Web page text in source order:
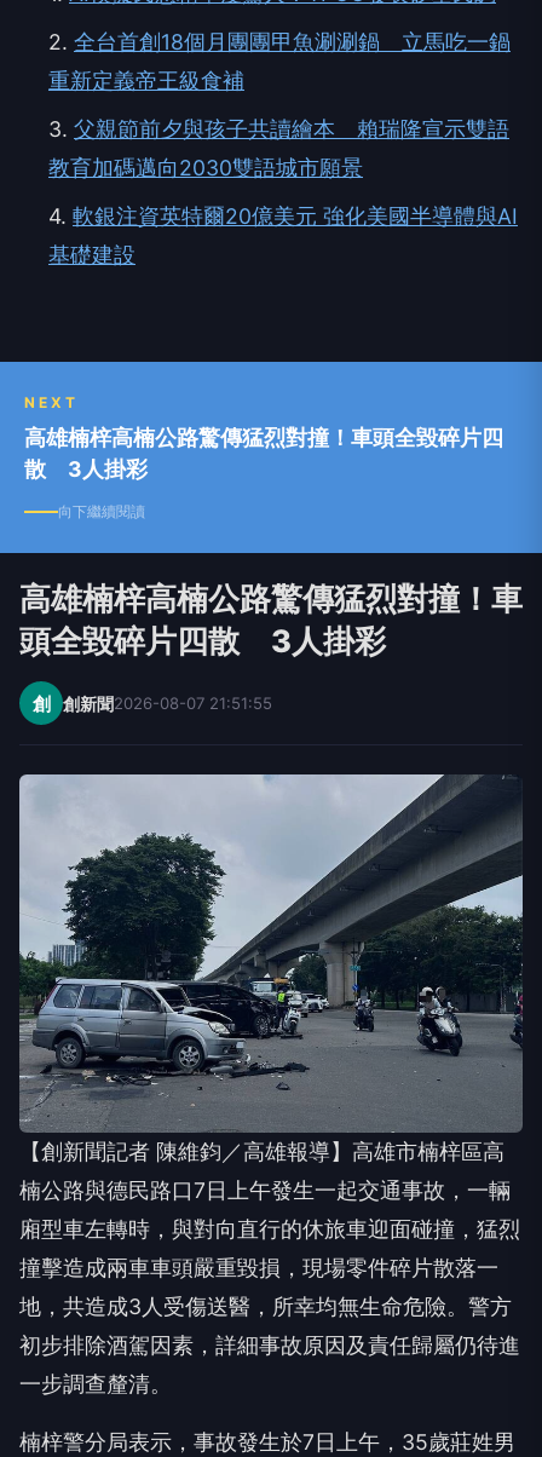
2. 全台首創18個月團團甲魚涮涮鍋 立馬吃一鍋
重新定義帝王級食補
3. 父親節前夕與孩子共讀繪本 賴瑞隆宣示雙語
教育加碼邁向2030雙語城市願景
4. 軟銀注資英特爾20億美元 強化美國半導體與AI
基礎建設
NEXT
高雄楠梓高楠公路驚傳猛烈對撞！車頭全毀碎片四
散 3人掛彩
向下繼續閱讀
高雄楠梓高楠公路驚傳猛烈對撞！車
頭全毀碎片四散 3人掛彩
創 創新聞2026-08-07 21:51:55
【創新聞記者 陳維鈞／高雄報導】高雄市楠梓區高
楠公路與德民路口7日上午發生一起交通事故，一輛
廂型車左轉時，與對向直行的休旅車迎面碰撞，猛烈
撞擊造成兩車車頭嚴重毀損，現場零件碎片散落一
地，共造成3人受傷送醫，所幸均無生命危險。警方
初步排除酒駕因素，詳細事故原因及責任歸屬仍待進
一步調查釐清。
楠梓警分局表示，事故發生於7日上午，35歲莊姓男